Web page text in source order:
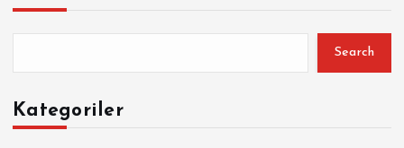
Search
Kategoriler